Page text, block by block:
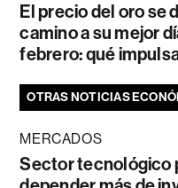
El precio del oro se
camino a su mejor
febrero: qué
OTRAS NOTICIAS
MERCADOS
Sector tecnológico